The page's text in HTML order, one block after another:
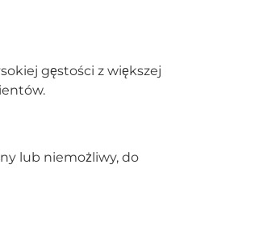
gęstości z większej
lub niemożliwy, do